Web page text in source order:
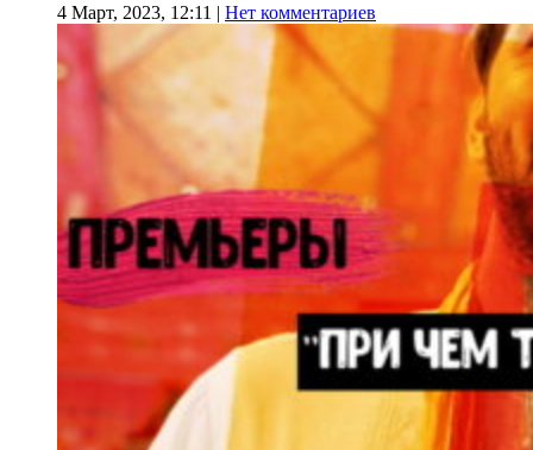
4 Март, 2023, 12:11 | Нет комментариев